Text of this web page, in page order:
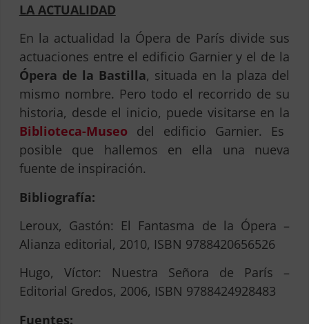
LA ACTUALIDAD
En la actualidad la Ópera de París divide sus
actuaciones entre el edificio Garnier y el de la
Ópera de la Bastilla, situada en la plaza del
mismo nombre. Pero todo el recorrido de su
historia, desde el inicio, puede visitarse en la
Biblioteca-Museo del edificio Garnier. Es
posible que hallemos en ella una nueva
fuente de inspiración.
Bibliografía:
Leroux, Gastón: El Fantasma de la Ópera –
Alianza editorial, 2010, ISBN 9788420656526
Hugo, Víctor: Nuestra Señora de París –
Editorial Gredos, 2006, ISBN 9788424928483
Fuentes: